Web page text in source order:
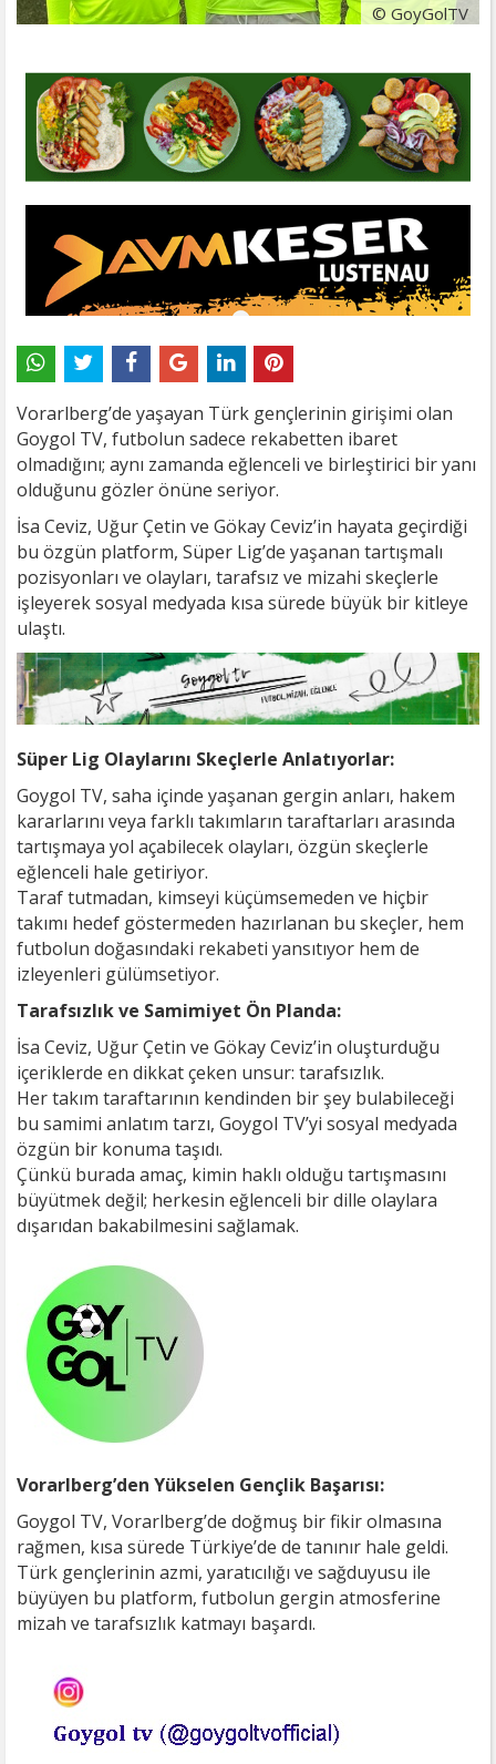
© GoyGolTV
Vorarlberg’de yaşayan Türk gençlerinin girişimi olan
Goygol TV, futbolun sadece rekabetten ibaret
olmadığını; aynı zamanda eğlenceli ve birleştirici bir yanı
olduğunu gözler önüne seriyor.
İsa Ceviz, Uğur Çetin ve Gökay Ceviz’in hayata geçirdiği
bu özgün platform, Süper Lig’de yaşanan tartışmalı
pozisyonları ve olayları, tarafsız ve mizahi skeçlerle
işleyerek sosyal medyada kısa sürede büyük bir kitleye
ulaştı.
Süper Lig Olaylarını Skeçlerle Anlatıyorlar:
Goygol TV, saha içinde yaşanan gergin anları, hakem
kararlarını veya farklı takımların taraftarları arasında
tartışmaya yol açabilecek olayları, özgün skeçlerle
eğlenceli hale getiriyor.
Taraf tutmadan, kimseyi küçümsemeden ve hiçbir
takımı hedef göstermeden hazırlanan bu skeçler, hem
futbolun doğasındaki rekabeti yansıtıyor hem de
izleyenleri gülümsetiyor.
Tarafsızlık ve Samimiyet Ön Planda:
İsa Ceviz, Uğur Çetin ve Gökay Ceviz’in oluşturduğu
içeriklerde en dikkat çeken unsur: tarafsızlık.
Her takım taraftarının kendinden bir şey bulabileceği
bu samimi anlatım tarzı, Goygol TV’yi sosyal medyada
özgün bir konuma taşıdı.
Çünkü burada amaç, kimin haklı olduğu tartışmasını
büyütmek değil; herkesin eğlenceli bir dille olaylara
dışarıdan bakabilmesini sağlamak.
Vorarlberg’den Yükselen Gençlik Başarısı:
Goygol TV, Vorarlberg’de doğmuş bir fikir olmasına
rağmen, kısa sürede Türkiye’de de tanınır hale geldi.
Türk gençlerinin azmi, yaratıcılığı ve sağduyusu ile
büyüyen bu platform, futbolun gergin atmosferine
mizah ve tarafsızlık katmayı başardı.